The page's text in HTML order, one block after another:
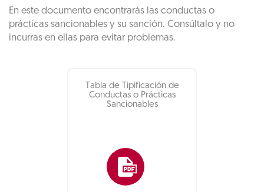
En este documento encontrarás las conductas o
prácticas sancionables y su sanción. Consúltalo y no
incurras en ellas para evitar problemas.
Tabla de Tipificación de
Conductas o Prácticas
Sancionables